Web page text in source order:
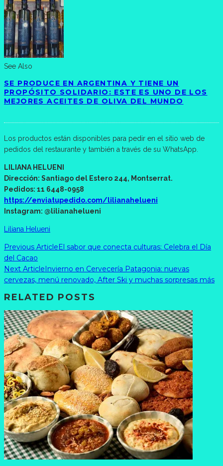
See Also
SE PRODUCE EN ARGENTINA Y TIENE UN
PROPÓSITO SOLIDARIO: ESTE ES UNO DE LOS
MEJORES ACEITES DE OLIVA DEL MUNDO
Los productos están disponibles para pedir en el sitio web de
pedidos del restaurante y también a través de su WhatsApp.
LILIANA HELUENI
Dirección: Santiago del Estero 244, Montserrat.
Pedidos: 11 6448-0958
https://enviatupedido.com/lilianahelueni
Instagram: @lilianahelueni
Liliana Helueni
Previous ArticleEl sabor que conecta culturas: Celebra el Día
del Cacao
Next ArticleInvierno en Cervecería Patagonia: nuevas
cervezas, menú renovado, After Ski y muchas sorpresas más
RELATED POSTS